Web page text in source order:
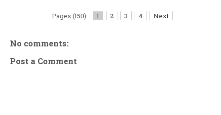
Pages (150) 1 2 3 4 Next
No comments:
Post a Comment